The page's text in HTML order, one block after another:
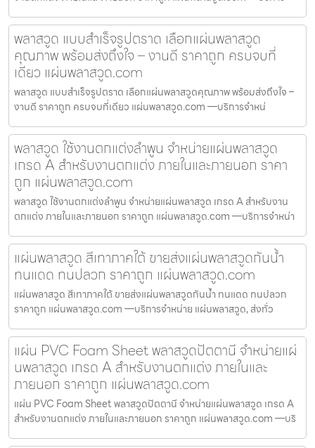
พลาสวูด แบบสำเร็จรูปตราด เลือกแผ่นพลาสวูด
คุณภาพ พร้อมส่งถึงใจ – งานดี ราคาถูก ครบจบที่
เดียว แผ่นพลาสวูด.com
พลาสวูด แบบสำเร็จรูปตราด เลือกแผ่นพลาสวูดคุณภาพ พร้อมส่งถึงใจ –
งานดี ราคาถูก ครบจบที่เดียว แผ่นพลาสวูด.com —บริการจำหน่
พลาสวูด ใช้งานตกแต่งลำพูน จำหน่ายแผ่นพลาสวูด
เกรด A สำหรับงานตกแต่ง ภายในและภายนอก ราคา
ถูก แผ่นพลาสวูด.com
พลาสวูด ใช้งานตกแต่งลำพูน จำหน่ายแผ่นพลาสวูด เกรด A สำหรับงาน
ตกแต่ง ภายในและภายนอก ราคาถูก แผ่นพลาสวูด.com —บริการจำหน่า
แผ่นพลาสวูด สีเทาภาคใต้ ขายส่งแผ่นพลาสวูดกันน้ำ
ทนแดด ทนปลวก ราคาถูก แผ่นพลาสวูด.com
แผ่นพลาสวูด สีเทาภาคใต้ ขายส่งแผ่นพลาสวูดกันน้ำ ทนแดด ทนปลวก
ราคาถูก แผ่นพลาสวูด.com —บริการจำหน่าย แผ่นพลาสวูด, ส่งทั่ว
แผ่น PVC Foam Sheet พลาสวูดปัตตานี จำหน่ายแผ่
นพลาสวูด เกรด A สำหรับงานตกแต่ง ภายในและ
ภายนอก ราคาถูก แผ่นพลาสวูด.com
แผ่น PVC Foam Sheet พลาสวูดปัตตานี จำหน่ายแผ่นพลาสวูด เกรด A
สำหรับงานตกแต่ง ภายในและภายนอก ราคาถูก แผ่นพลาสวูด.com —บริ